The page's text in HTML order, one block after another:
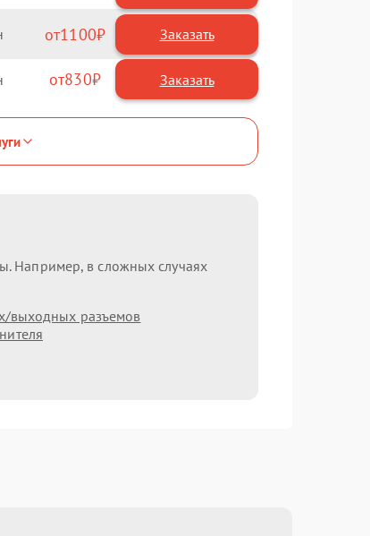
1100
830
Например, в сложных случаях
выходных разъемов